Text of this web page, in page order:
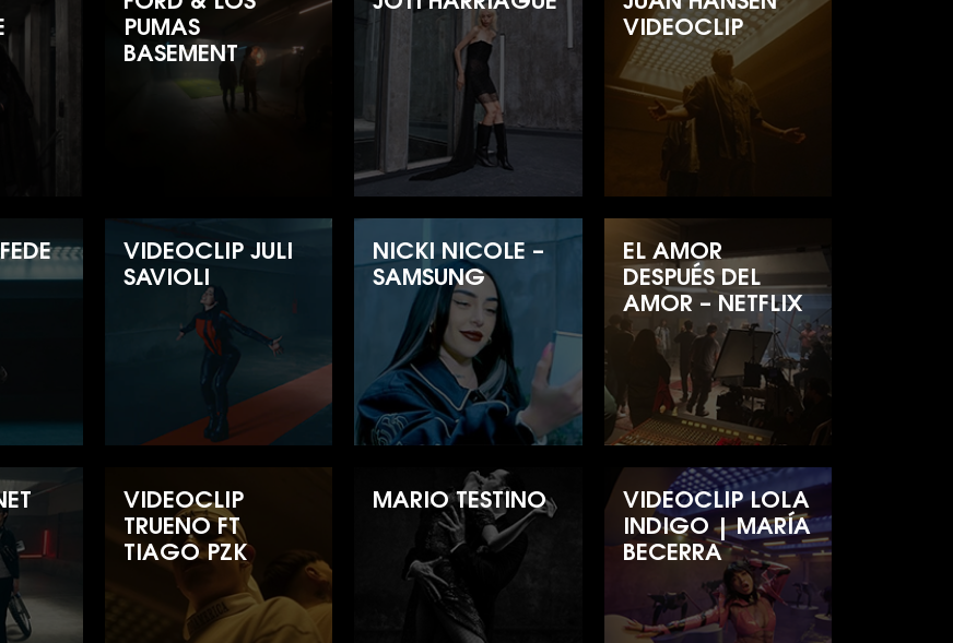
PUMAS
BASEMENT
VIDEOCLIP
VIDEOCLIP JULI
SAVIOLI
NICKI NICOLE –
SAMSUNG
EL AMOR
DESPUÉS DEL
AMOR – NETFLIX
VIDEOCLIP
TRUENO FT
TIAGO PZK
MARIO TESTINO
VIDEOCLIP LOLA
INDIGO | MARÍA
BECERRA